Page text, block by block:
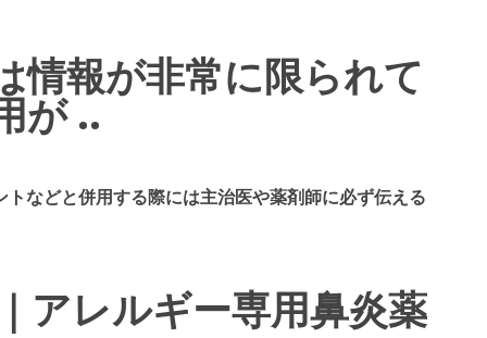
情報が非常に限られて
が ..
などと併用する際には主治医や薬剤師に必ず伝える
アレルギー専用鼻炎薬